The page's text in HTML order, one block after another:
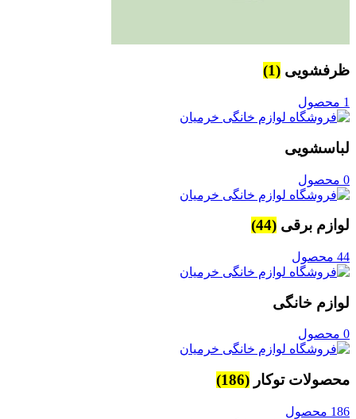
ظرفشویی (1)
1 محصول
لباسشویی
0 محصول
لوازم برقی (44)
44 محصول
لوازم خانگی
0 محصول
محصولات توکار (186)
186 محصول